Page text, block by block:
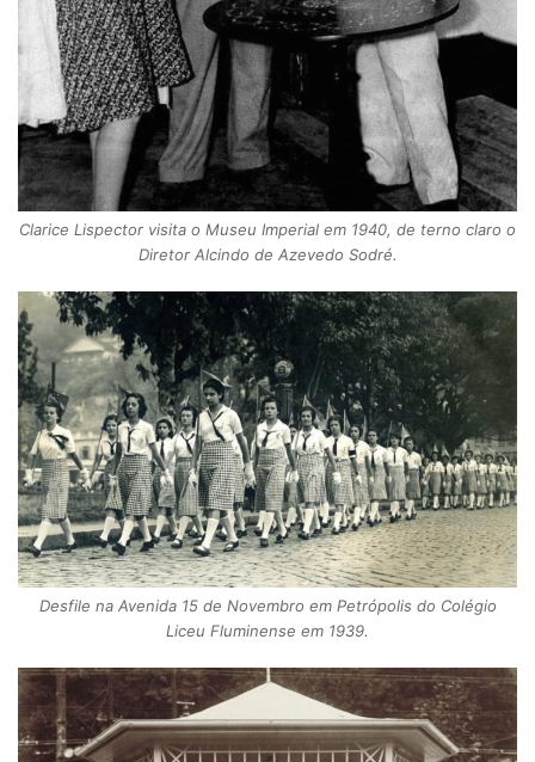
Clarice Lispector visita o Museu Imperial em 1940, de terno claro o
Diretor Alcindo de Azevedo Sodré.
Desfile na Avenida 15 de Novembro em Petrópolis do Colégio
Liceu Fluminense em 1939.